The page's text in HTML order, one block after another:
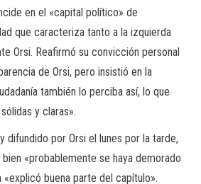
en el «capital político» de
que caracteriza tanto a la izquierda
Orsi. Reafirmó su convicción personal
de Orsi, pero insistió en la
también lo perciba así, lo que
y claras».
difundido por Orsi el lunes por la tarde,
«probablemente se haya demorado
buena parte del capítulo».